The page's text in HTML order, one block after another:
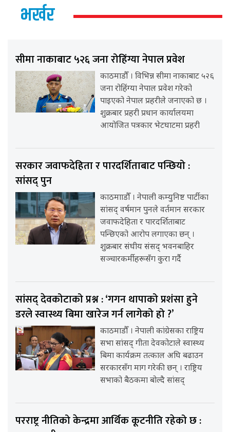
भर्खर
सीमा नाकाबाट ५२६ जना रोहिंग्या नेपाल प्रवेश
काठमाडौँ । विभिन्न सीमा नाकाबाट ५२६
जना रोहिंग्या नेपाल प्रवेश गरेको
पाइएको नेपाल प्रहरीले जनाएको छ ।
शुक्रबार प्रहरी प्रधान कार्यालयमा
आयोजित पत्रकार भेटघाटमा प्रहरी
सरकार जवाफदेहिता र पारदर्शिताबाट पन्छियो :
सांसद् पुन
काठमााडौँ । नेपाली कम्युनिष्ट पार्टीका
सांसद् वर्षमान पुनले वर्तमान सरकार
जवाफदेहिता र पारदर्शिताबाट
पन्छिएको आरोप लगाएका छन् ।
शुक्रबार संघीय संसद् भवनबाहिर
सञ्चारकर्मीहरूसँग कुरा गर्दै
सांसद् देवकोटाको प्रश्न : ‘गगन थापाको प्रशंसा हुने
डरले स्वास्थ्य बिमा खारेज गर्न लागेको हो ?’
काठमाडौँ । नेपाली कांग्रेसका राष्ट्रिय
सभा सांसद् गीता देवकोटाले स्वास्थ्य
बिमा कार्यक्रम तत्काल अघि बढाउन
सरकारसँग माग गरेकी छन् । राष्ट्रिय
सभाको बैठकमा बोल्दै सांसद्
परराष्ट्र नीतिको केन्द्रमा आर्थिक कूटनीति रहेको छ :